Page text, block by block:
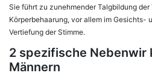
Sie führt zu zunehmender Talgbildung
Körperbehaarung, vor allem im Gesichts-
Vertiefung der Stimme.
2 spezifische Nebenwir
Männern